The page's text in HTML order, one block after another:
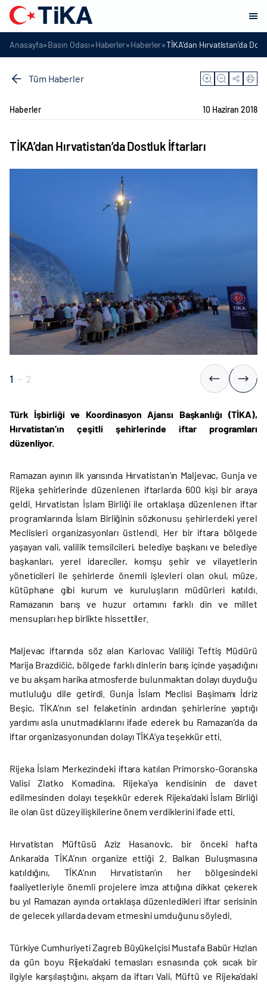
Anasayfa»Basın Odası»Haberler»Haberler»TİKA’dan Hırvatistan’da
Tüm Haberler
Haberler 10 Haziran 2018
TİKA’dan Hırvatistan’da Dostluk İftarları
1 - 2
Türk İşbirliği ve Koordinasyon Ajansı Başkanlığı (TİKA),
Hırvatistan’ın çeşitli şehirlerinde iftar programları
düzenliyor.
Ramazan ayının ilk yarısında Hırvatistan’ın Maljevac, Gunja ve
Rijeka şehirlerinde düzenlenen iftarlarda 600 kişi bir araya
geldi. Hırvatistan İslam Birliği ile ortaklaşa düzenlenen iftar
programlarında İslam Birliğinin sözkonusu şehirlerdeki yerel
Meclisleri organizasyonları üstlendi. Her bir iftara bölgede
yaşayan vali, valilik temsilcileri, belediye başkanı ve belediye
başkanları, yerel idareciler, komşu şehir ve vilayetlerin
yöneticileri ile şehirlerde önemli işlevleri olan okul, müze,
kütüphane gibi kurum ve kuruluşların müdürleri katıldı.
Ramazanın barış ve huzur ortamını farklı din ve millet
mensupları hep birlikte hissettiler.
Maljevac iftarında söz alan Karlovac Valiliği Teftiş Müdürü
Marija Brazdičić, bölgede farklı dinlerin barış içinde yaşadığını
ve bu akşam harika atmosferde bulunmaktan dolayı duyduğu
mutluluğu dile getirdi. Gunja İslam Meclisi Başimamı İdriz
Beşic, TİKA’nın sel felaketinin ardından şehirlerine yaptığı
yardımı asla unutmadıklarını ifade ederek bu Ramazan’da da
iftar organizasyonundan dolayı TİKA’ya teşekkür etti.
Rijeka İslam Merkezindeki iftara katılan Primorsko-Goranska
Valisi Zlatko Komadina, Rijeka’ya kendisinin de davet
edilmesinden dolayı teşekkür ederek Rijeka’daki İslam Birliği
ile olan üst düzey ilişkilerine önem verdiklerini ifade etti.
Hırvatistan Müftüsü Aziz Hasanovic, bir önceki hafta
Ankara’da TİKA’nın organize ettiği 2. Balkan Buluşmasına
katıldığını, TİKA’nın Hırvatistan’ın her bölgesindeki
faaliyetleriyle önemli projelere imza attığına dikkat çekerek
bu yıl Ramazan ayında ortaklaşa düzenledikleri iftar serisinin
de gelecek yıllarda devam etmesini umduğunu söyledi.
Türkiye Cumhuriyeti Zagreb Büyükelçisi Mustafa Babür Hızlan
da gün boyu Rijeka’daki temasları esnasında çok sıcak bir
ilgiyle karşılaştığını, akşam da iftarı Vali, Müftü ve Rijeka’daki